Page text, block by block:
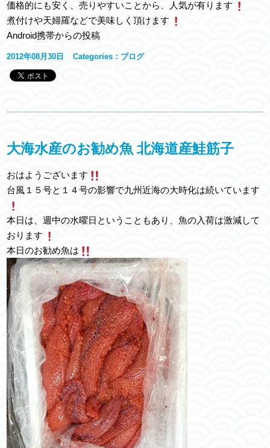
価格的にも安く、売りやすいことから、人気が有ります
煮付けや天婦羅などで美味しく頂けます
Android携帯からの投稿
2012年08月30日 Categories： ブログ
大海水産のお勧め魚 北海道産鮭筋子
おはようございます
台風１５号と１４号の影響で九州近海の大時化は続いています
本日は、週中の水曜日ということもあり、魚の入荷は激減して
おります
本日のお勧め魚は